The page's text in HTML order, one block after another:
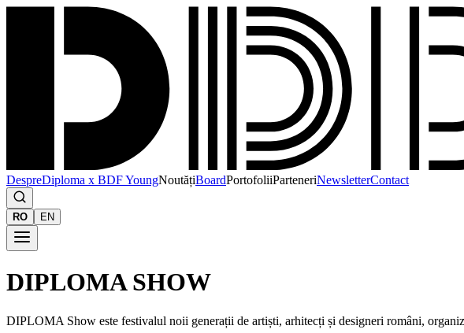
DespreDiploma x BDF YoungNoutățiBoardPortofoliiParteneriNewsletterContact
RO EN
DIPLOMA SHOW
DIPLOMA Show este festivalul noii generații de artiști, arhitecți și designeri români,